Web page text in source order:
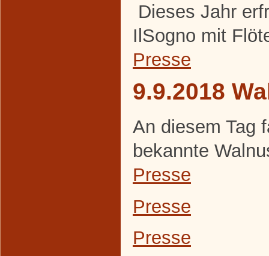
Dieses Jahr
IlSogno mit
Presse
9.9.2018
An diesem Tag
bekannte
Presse
Presse
Presse